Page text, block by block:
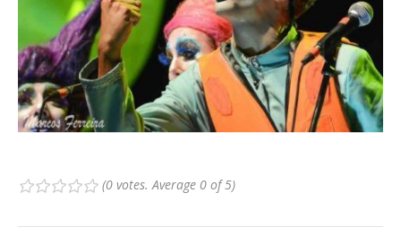
(0 votes. Average 0of 5)